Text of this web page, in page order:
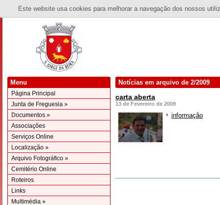
Este website usa cookies para melhorar a navegação dos nossos
Menu
Página Principal
Junta de Freguesia »
Documentos »
Associações
Serviços Online
Localização »
Arquivo Fotográfico »
Cemitério Online
Roteiros
Links
Multimédia »
Notícias em arquivo de 2/2009
carta aberta
13 de Fevereiro de 2009
informação